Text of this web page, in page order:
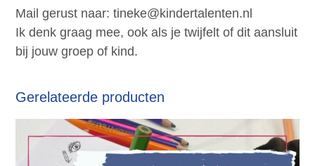
Mail gerust naar: tineke@kindertalenten.nl
Ik denk graag mee, ook als je twijfelt of dit aansluit
bij jouw groep of kind.
Gerelateerde producten